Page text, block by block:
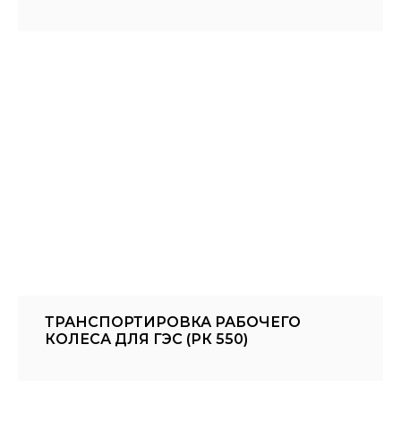
ТРАНСПОРТИРОВКА РАБОЧЕГО
КОЛЕСА ДЛЯ ГЭС (РК 550)